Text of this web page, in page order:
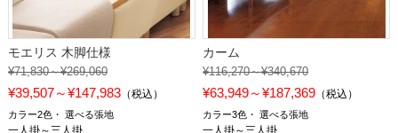
モエリス 木脚仕様
¥71,830～¥269,060
¥39,507～¥147,983（税込）
カラー2色 選べる張地
一人掛～三人掛
カーム
¥116,270～¥340,670
¥63,949～¥187,369 （税込）
カラー3色 選べる張地
一人掛～三人掛